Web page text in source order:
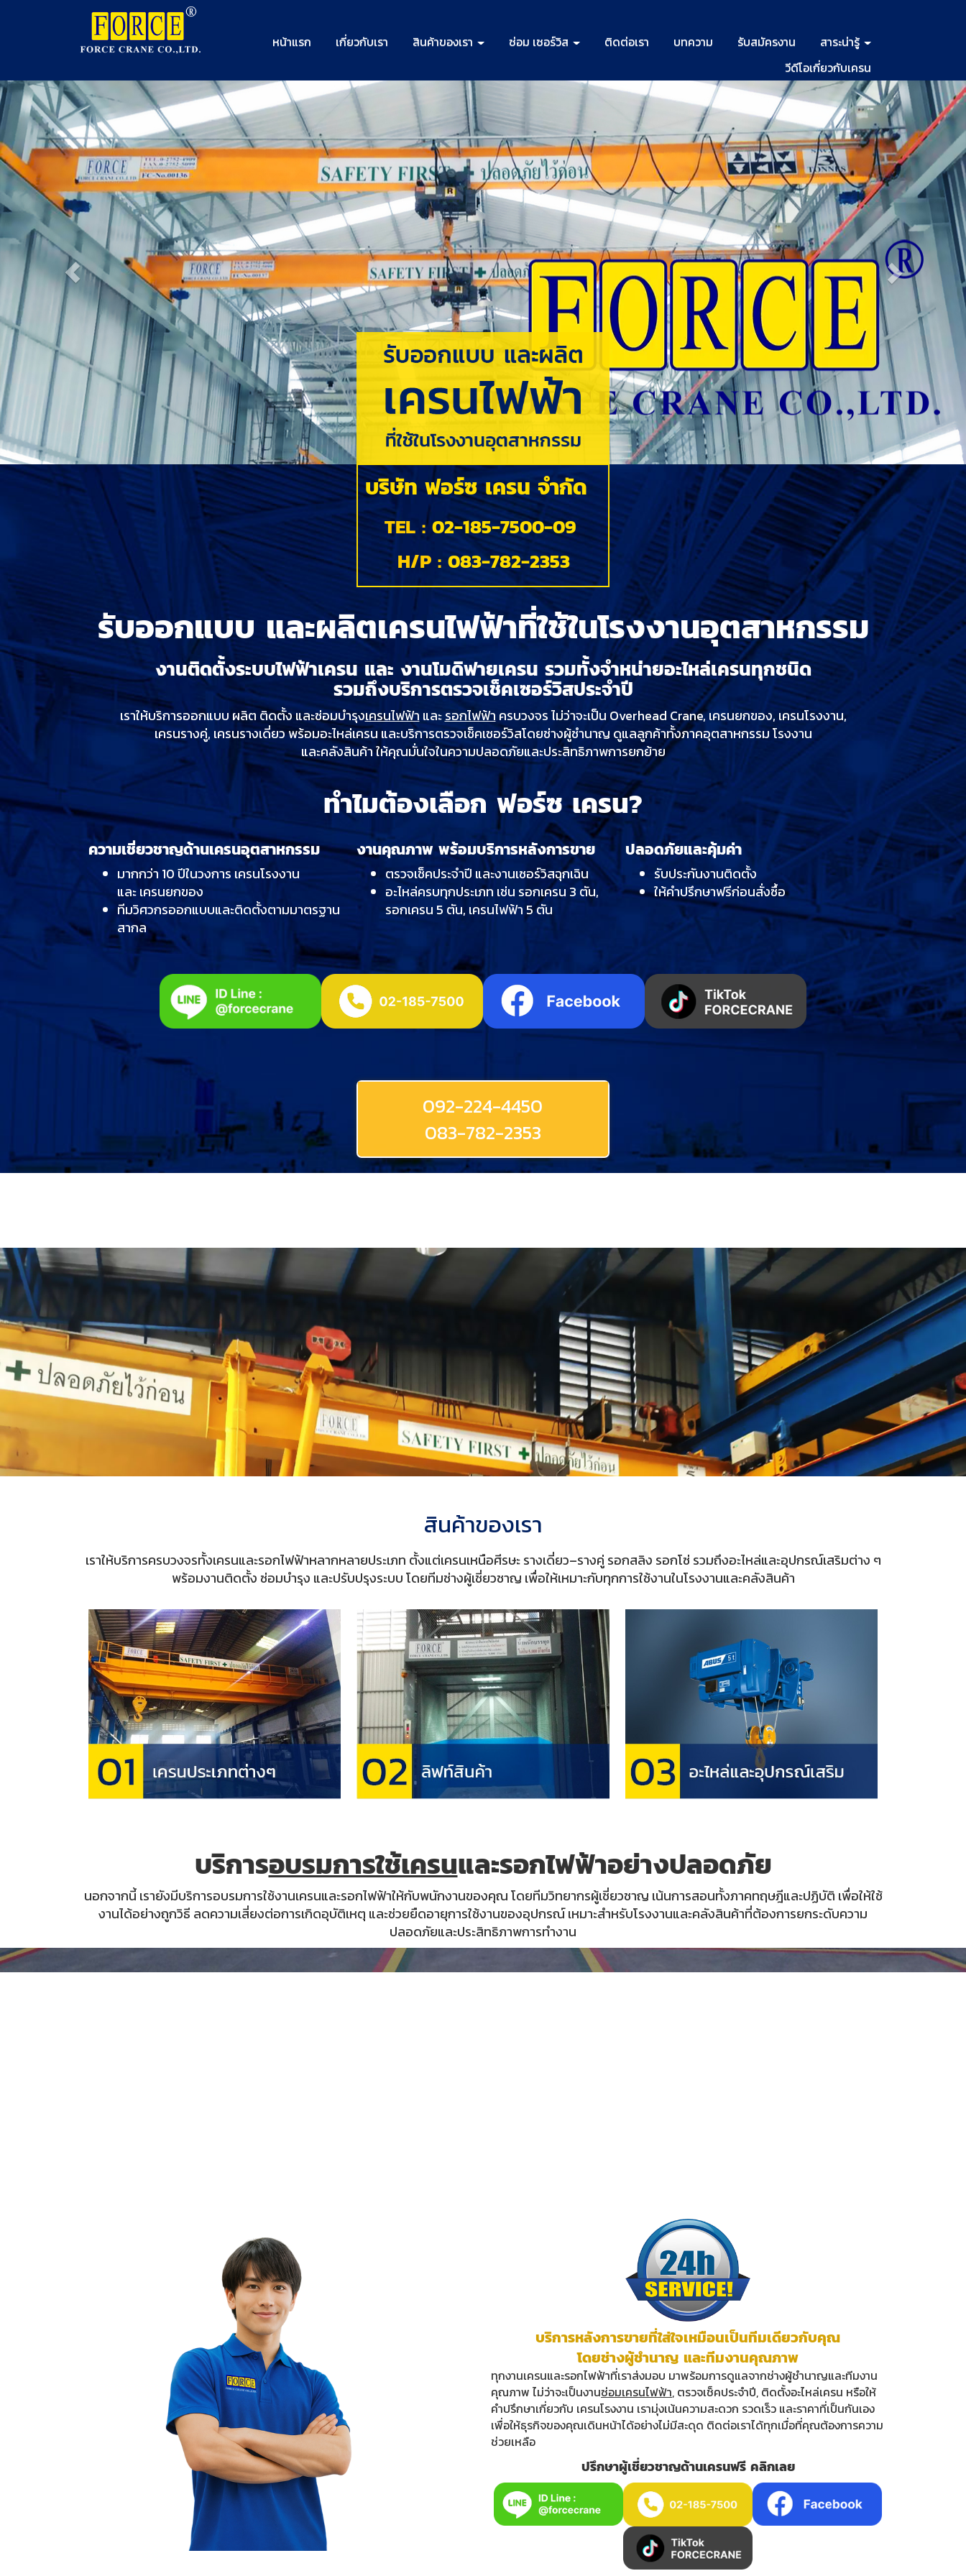
หน้าแรก เกี่ยวกับเรา สินค้าของเรา ซ่อม เซอร์วิส ติดต่อเรา บทความ รับสมัครงาน
สาระน่ารู้
วีดีโอเกี่ยวกับเครน
บริษัท ฟอร์ซ เครน จำกัด
TEL :02-185-7500-09
H/P :083-782-2353
รับออกแบบ และผลิตเครนไฟฟ้าที่ใช้ในโรงงานอุตสาหกรรม
งานติดตั้งระบบไฟฟ้าเครน และ งานโมดิฟายเครน รวมทั้งจำหน่ายอะไหล่เครนทุกชนิด
รวมถึงบริการตรวจเช็คเซอร์วิสประจำปี
เราให้บริการออกแบบ ผลิต ติดตั้ง และซ่อมบำรุงเครนไฟฟ้าและรอกไฟฟ้าครบวงจร ไม่ว่าจะเป็น Overhead Crane, เครนยกของ, เครนโรงงาน,
เครนรางคู่, เครนรางเดี่ยว พร้อมอะไหล่เครน และบริการตรวจเช็คเซอร์วิสโดยช่างผู้ชำนาญ ดูแลลูกค้าทั้งภาคอุตสาหกรรม โรงงาน
และคลังสินค้า ให้คุณมั่นใจในความปลอดภัยและประสิทธิภาพการยกย้าย
ทำไมต้องเลือก ฟอร์ซ เครน?
ความเชี่ยวชาญด้านเครนอุตสาหกรรม
มากกว่า 10 ปีในวงการ เครนโรงงาน
และ เครนยกของ
ทีมวิศวกรออกแบบและติดตั้งตามมาตรฐาน
สากล
งานคุณภาพ พร้อมบริการหลังการขาย
ตรวจเช็คประจำปี และงานเซอร์วิสฉุกเฉิน
อะไหล่ครบทุกประเภท เช่น รอกเครน 3 ตัน,
รอกเครน 5 ตัน, เครนไฟฟ้า 5 ตัน
ปลอดภัยและคุ้มค่า
รับประกันงานติดตั้ง
ให้คำปรึกษาฟรีก่อนสั่งซื้อ
092-224-4450
083-782-2353
สินค้าของเรา
เราให้บริการครบวงจรทั้งเครนและรอกไฟฟ้าหลากหลายประเภท ตั้งแต่เครนเหนือศีรษะ รางเดี่ยว–รางคู่ รอกสลิง รอกโซ่ รวมถึงอะไหล่และอุปกรณ์เสริมต่าง ๆ
พร้อมงานติดตั้ง ซ่อมบำรุง และปรับปรุงระบบ โดยทีมช่างผู้เชี่ยวชาญ เพื่อให้เหมาะกับทุกการใช้งานในโรงงานและคลังสินค้า
บริการอบรมการใช้เครนและรอกไฟฟ้าอย่างปลอดภัย
นอกจากนี้ เรายังมีบริการอบรมการใช้งานเครนและรอกไฟฟ้าให้กับพนักงานของคุณ โดยทีมวิทยากรผู้เชี่ยวชาญ เน้นการสอนทั้งภาคทฤษฎีและปฏิบัติ เพื่อให้ใช้
งานได้อย่างถูกวิธี ลดความเสี่ยงต่อการเกิดอุบัติเหตุ และช่วยยืดอายุการใช้งานของอุปกรณ์ เหมาะสำหรับโรงงานและคลังสินค้าที่ต้องการยกระดับความ
ปลอดภัยและประสิทธิภาพการทำงาน
บริการหลังการขายที่ใส่ใจเหมือนเป็นทีมเดียวกับคุณ
โดยช่างผู้ชำนาญ และทีมงานคุณภาพ
ทุกงานเครนและรอกไฟฟ้าที่เราส่งมอบ มาพร้อมการดูแลจากช่างผู้ชำนาญและทีมงาน
คุณภาพ ไม่ว่าจะเป็นงานซ่อมเครนไฟฟ้า, ตรวจเช็คประจำปี, ติดตั้งอะไหล่เครน หรือให้
คำปรึกษาเกี่ยวกับ เครนโรงงาน เรามุ่งเน้นความสะดวก รวดเร็ว และราคาที่เป็นกันเอง
เพื่อให้ธุรกิจของคุณเดินหน้าได้อย่างไม่มีสะดุด ติดต่อเราได้ทุกเมื่อที่คุณต้องการความ
ช่วยเหลือ
ปรึกษาผู้เชี่ยวชาญด้านเครนฟรี คลิกเลย